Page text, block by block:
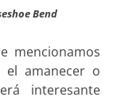
Bend
mencionamos
el amanecer o
interesante